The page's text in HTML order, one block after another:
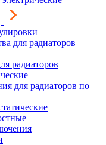
для радиаторов
радиаторов
для радиаторов по